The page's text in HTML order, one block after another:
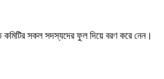
কমিটির সকল সদস্যদের ফুল দিয়ে বরণ করে নেন।